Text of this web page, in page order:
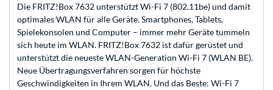
Die FRITZ!Box 7632 unterstützt Wi-Fi 7 (802.11be) und damit
optimales WLAN für alle Geräte. Smartphones, Tablets,
Spielekonsolen und Computer – immer mehr Geräte tummeln
sich heute im WLAN. FRITZ!Box 7632 ist dafür gerüstet und
unterstützt die neueste WLAN-Generation Wi-Fi 7 (WLAN BE).
Neue Übertragungsverfahren sorgen für höchste
Geschwindigkeiten in Ihrem WLAN. Und das Beste: Wi-Fi 7